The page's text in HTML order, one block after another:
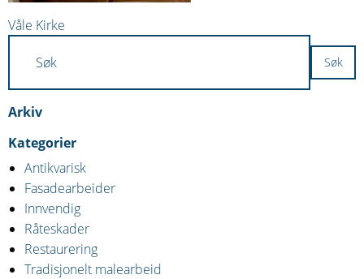
Innleggsnavigasjon
Våle Kirke
Arkiv
Kategorier
Antikvarisk
Fasadearbeider
Innvendig
Råteskader
Restaurering
Tradisjonelt malearbeid